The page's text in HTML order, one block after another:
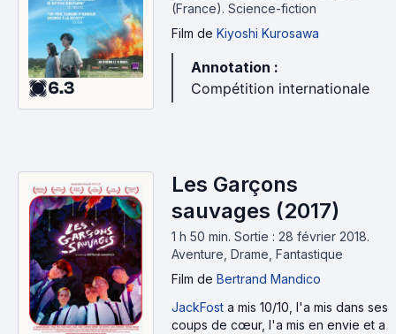
6.3
(France). Science-fiction
Film de Kiyoshi Kurosawa
Annotation :
Compétition internationale
Les Garçons
sauvages (2017)
1 h 50 min. Sortie : 28 février 2018.
Aventure, Drame, Fantastique
Film de Bertrand Mandico
JackFost a mis 10/10, l'a mis dans ses
coups de cœur, l'a mis en envie et a